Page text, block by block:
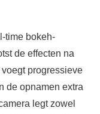
time bokeh-
de effecten na
progressieve
de opnamen extra
legt zowel